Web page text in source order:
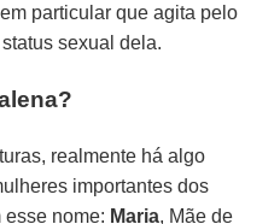
particular que agita pelo
sexual dela.
realmente há algo
importantes dos
nome: Maria, Mãe de